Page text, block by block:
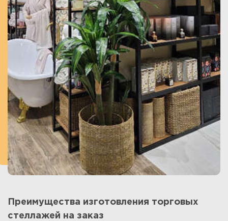
Преимущества изготовления торговых
стеллажей на заказ